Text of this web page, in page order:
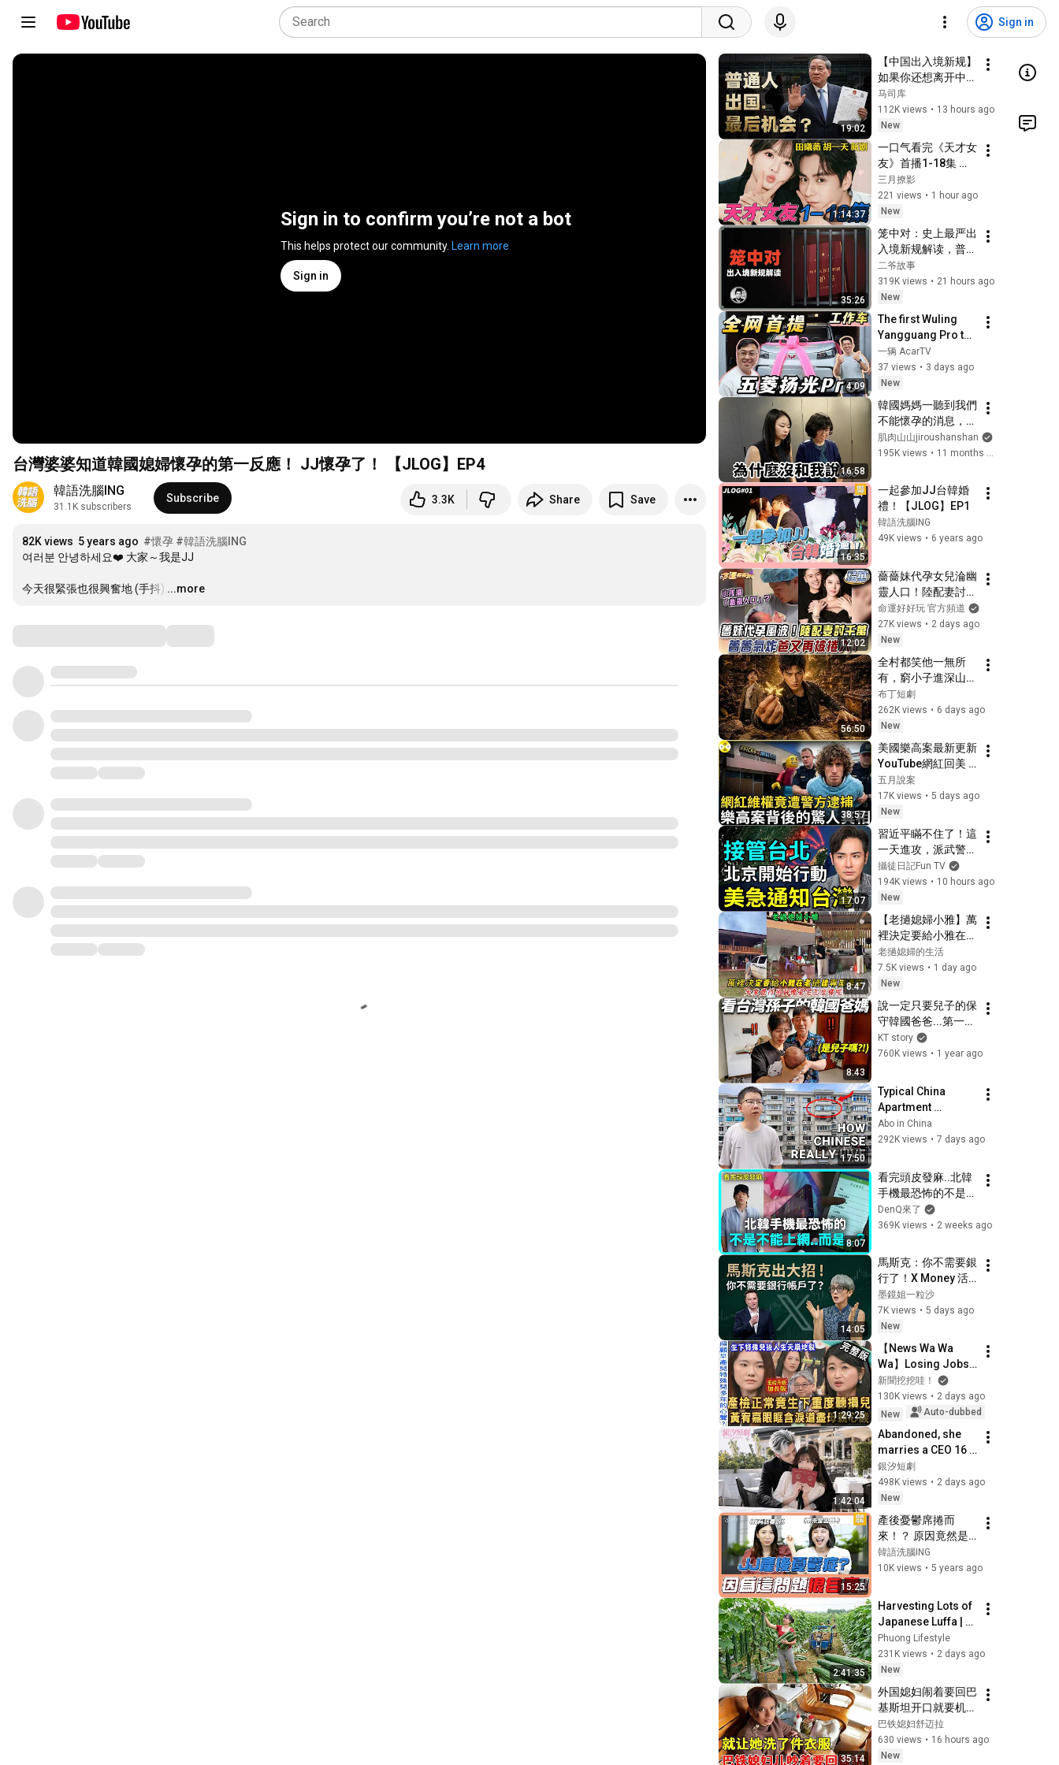
Sign in
Sign in to confirm you’re not a bot
This helps protect our community. Learn more
Sign in
台灣婆婆知道韓國媳婦懷孕的第一反應！ JJ懷孕了！ 【JLOG】EP4
韓語洗腦ING
31.1K subscribers
Subscribe 3.3K Share Save
82K views 5 years ago #懷孕 #韓語洗腦ING
여러분 안녕하세요❤️ 大家～我是JJ
今天很緊張也很興奮地 (手抖) …
...more
19:02
【中国出入境新规】
如果你还想离开中
国，这可能最应该看
的一个节目
马司库
112K views • 13 hours ago
New
1:14:37
一口气看完《天才女
友》首播1-18集 满
级少女邂逅学霸转校
生! 田曦薇&胡一天
新剧 最新剧集 19 20
林知夏成功保送
三月撩影
221 views • 1 hour ago
New
35:26
笼中对：史上最严出
入境新规解读，普通
人还有出国的机会
吗？
二爷故事
319K views • 21 hours ago
New
4:09
The first Wuling
Yangguang Pro to
be introduced
online, adding a
large vehicle to the
work vehicl...
一辆 AcarTV
37 views • 3 days ago
New
16:58
韓國媽媽一聽到我們
不能懷孕的消息，立
刻飛來台灣，沒想到
和媳婦說…
肌肉山山jiroushanshan
195K views •
16:35
一起參加JJ台韓婚
禮！【JLOG】EP1
韓語洗腦ING
49K views • 6 years ago
12:02
薔薔妹代孕女兒淪幽
靈人口！陸配妻討
「千萬贖金」真相曝
光【命運好好玩】精
華版
命運好好玩 官方頻道
27K views • 2 days ago
New
56:50
全村都笑他一無所
有，窮小子進深山靠
神秘蜂蜜翻身！#被
踢出局後我成了山野
蜂王 #鄉村逆襲 #創
業短劇 #養蜂致富 #
窮小子逆襲 #打臉爽
劇 #白手起家 #人生
翻盤 #熱門短劇
布丁短劇
262K views • 6 days ago
New
38:57
美國樂高案最新更新
YouTube網紅回美
為老人和他兒子的捐
贈善款已經超過40
萬美金 樂高始終沒
被歸還 #星球大戰 #
美國樂高案更新
#2026年熱門事件
五月說案
17K views • 5 days ago
New
17:07
習近平瞞不住了！這
一天進攻，派武警接
管台北？把台灣打造
成軍事特區島，中國
海警、共軍戰死2
人，一年後才哀悼
攝徒日記Fun TV
194K views • 10 hours ago
New
8:47
【老撾媳婦小雅】萬
裡決定要給小雅在老
撾建专属豪宅！大家
覺得吊腳樓豪宅怎麼
樣呢？
老撾媳婦的生活
7.5K views • 1 day ago
New
8:43
說一定只要兒子的保
守韓國爸爸...第一次
看到台灣孫子的反應
KT story
760K views • 1 year ago
17:50
Typical China
Apartment
Tour（How
Chinese ansreally
🇨🇳
Abo in China
292K views • 7 days ago
8:07
看完頭皮發麻..北韓
手機最恐怖的不是不
能上網..而是？｜
DenQ
DenQ來了
369K views • 2 weeks ago
14:05
馬斯克：你不需要銀
行了！X Money 活
存 6% 照抄微信支
付？
墨鏡姐一粒沙
7K views • 5 days ago
New
1:29:25
【News Wa Wa
Wa】Losing Jobs
and Friends to
Save a Child with a
Rare Disease!
Normal Prenatal
Check...
新聞挖挖哇！
130K views • 2 days ago
New
Auto-dubbed
1:42:04
Abandoned, she
marries a CEO 16
years older to
spite her ex, but he
is rich and dotes
on her！
銀汐短劇
498K views • 2 days ago
New
15:25
產後憂鬱席捲而
來！？ 原因竟然是
因為"很自責"？
【JLOG】EP5 (下)
韓語洗腦ING
10K views • 5 years ago
2:41:35
Harvesting Lots of
Japanese Luffa |
Taking Fresh Luffa
to the Countryside
Market
Phuong Lifestyle
231K views • 2 days ago
New
35:14
外国媳妇闹着要回巴
基斯坦开口就要机票
钱，婆婆一问原因，
直接愣住了就为洗个
衣服，至于吗？
巴铁媳妇舒迈拉
630 views • 16 hours ago
New